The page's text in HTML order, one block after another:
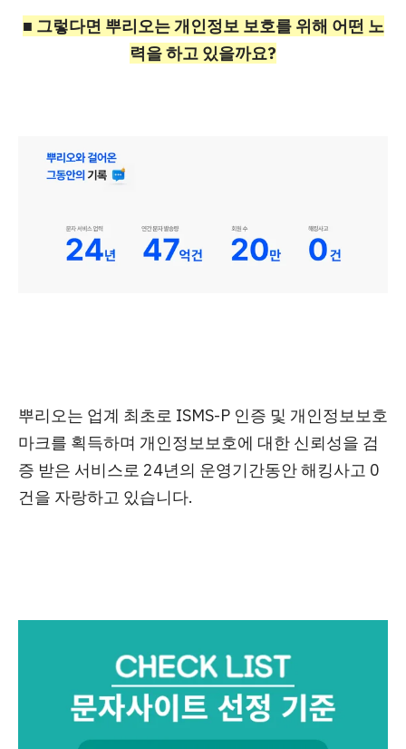
■ 그렇다면 뿌리오는 개인정보 보호를 위해 어떤 노
력을 하고 있을까요?
뿌리오는 업계 최초로 ISMS-P 인증 및 개인정보보호
마크를 획득하며 개인정보보호에 대한 신뢰성을 검
증 받은 서비스로 24년의 운영기간동안 해킹사고 0
건을 자랑하고 있습니다.